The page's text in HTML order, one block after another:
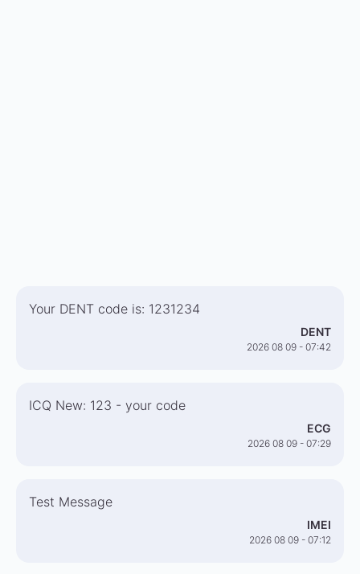
Your DENT code is: 1231234
DENT
2026 08 09 - 07:42
ICQ New: 123 - your code
ECG
2026 08 09 - 07:29
Test Message
IMEI
2026 08 09 - 07:12